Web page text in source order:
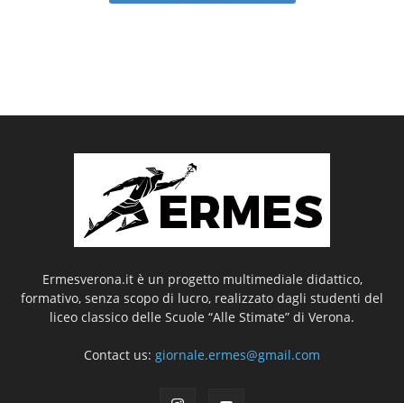
Ermesverona.it è un progetto multimediale didattico,
formativo, senza scopo di lucro, realizzato dagli studenti del
liceo classico delle Scuole “Alle Stimate” di Verona.
Contact us: giornale.ermes@gmail.com